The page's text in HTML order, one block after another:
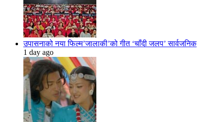
उपासनाको नया फिल्म’जालाकी’को गीत ‘चाँदी जलप’ सार्वजनिक
1 day ago